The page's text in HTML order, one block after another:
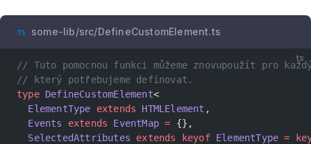
some-lib/src/DefineCustomElement.ts
ts
// Tuto pomocnou funkci můžeme znovupoužít pro
// který potřebujeme definovat.
type DefineCustomElement<
  ElementType
extends HTMLElement ,
  Events
extends EventMap = {},
  SelectedAttributes
extends keyof ElementType =